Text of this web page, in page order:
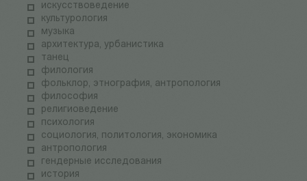
искусствоведение
культурология
музыка
архитектура, урбанистика
танец
филология
фольклор, этнография, антропология
философия
религиоведение
психология
социология, политология, экономика
антропология
гендерные исследования
история